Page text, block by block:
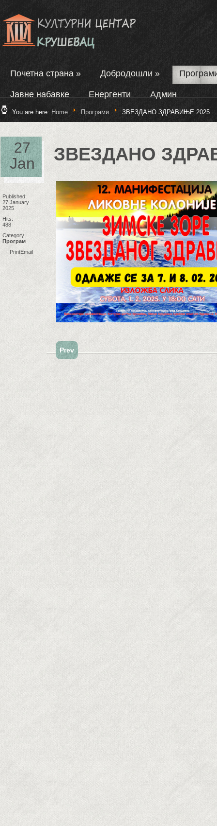
Почетна страна » Добродошли »
Јавне набавке Енергенти Админ
You are here: Home Програми ЗВЕЗДАНО ЗДРАВИЊЕ 2025.
27
Jan
Published:
27 January
2025
Hits:
488
Category:
Програм
PrintEmail
ЗВЕЗДАНО
Prev